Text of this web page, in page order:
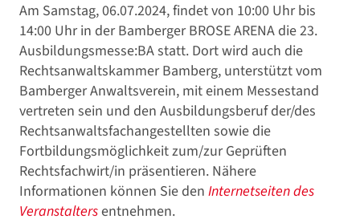
Am Samstag, 06.07.2024, findet von 10:00 Uhr bis
14:00 Uhr in der Bamberger BROSE ARENA die 23.
Ausbildungsmesse:BA statt. Dort wird auch die
Rechtsanwaltskammer Bamberg, unterstützt vom
Bamberger Anwaltsverein, mit einem Messestand
vertreten sein und den Ausbildungsberuf der/des
Rechtsanwaltsfachangestellten sowie die
Fortbildungsmöglichkeit zum/zur Geprüften
Rechtsfachwirt/in präsentieren. Nähere
Informationen können Sie den Internetseiten des
Veranstaltersentnehmen.